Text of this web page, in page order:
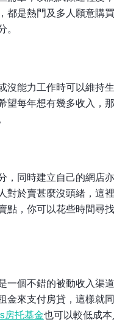
都是熱門及多人願意購
沒能力工作時可以維持
望每年想有幾多收入，
，同時建立自己的網店
對於賣甚麼沒頭緒，這
點，你可以花些時間尋
一個不錯的被動收入渠
金來支付房貸，這樣就
房托基金也可以較低成